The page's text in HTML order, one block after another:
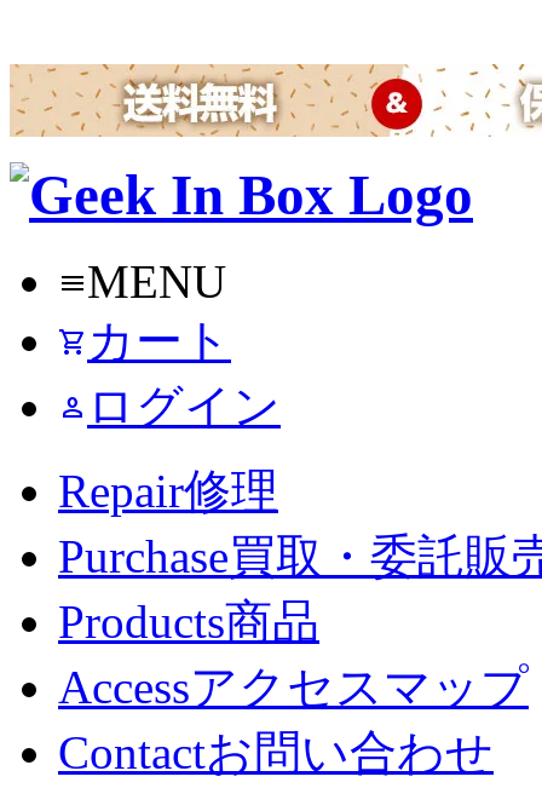
menuMENU
shopping_cart カート
person ログイン
Repair修理
Purchase買取・委託販
Products商品
Accessアクセスマップ
Contactお問い合わせ